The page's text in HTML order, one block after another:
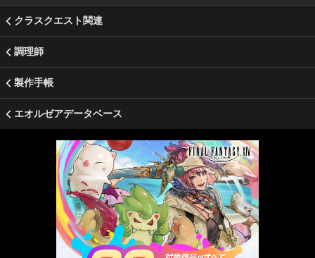
クラスクエスト関連
調理師
製作手帳
エオルゼアデータベース